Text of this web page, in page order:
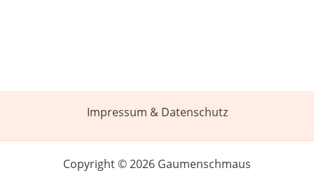
Impressum & Datenschutz
Copyright © 2026 Gaumenschmaus